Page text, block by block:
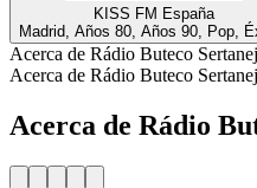
KISS FM España
Madrid, Años 80, Años 90, Pop,
Acerca de Rádio Buteco
Acerca de Rádio Buteco
Acerca de Rádio